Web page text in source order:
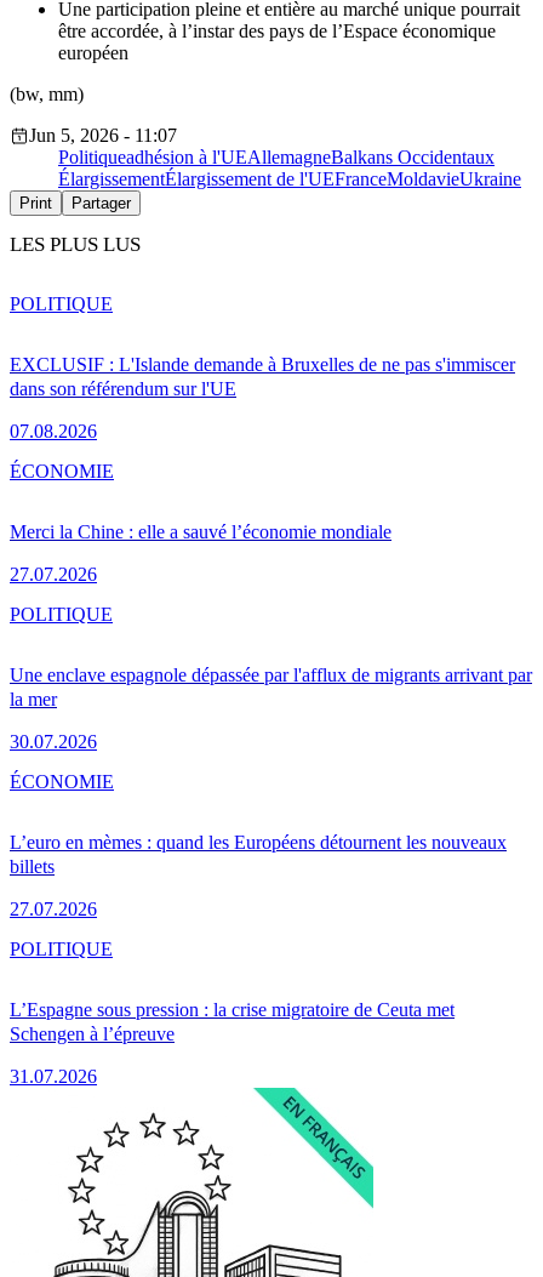
Une participation pleine et entière au marché unique pourrait
être accordée, à l’instar des pays de l’Espace économique
européen
(bw, mm)
Jun 5, 2026 - 11:07
Politiqueadhésion à l'UEAllemagneBalkans Occidentaux
ÉlargissementÉlargissement de l'UEFranceMoldavieUkraine
Print Partager
LES PLUS LUS
EXCLUSIF : L'Islande demande à Bruxelles de ne pas s'immiscer
dans son référendum sur l'UE
07.08.2026
POLITIQUE
Merci la Chine : elle a sauvé l’économie mondiale
27.07.2026
ÉCONOMIE
Une enclave espagnole dépassée par l'afflux de migrants arrivant par
la mer
30.07.2026
POLITIQUE
L’euro en mèmes : quand les Européens détournent les nouveaux
billets
27.07.2026
ÉCONOMIE
L’Espagne sous pression : la crise migratoire de Ceuta met
Schengen à l’épreuve
31.07.2026
POLITIQUE